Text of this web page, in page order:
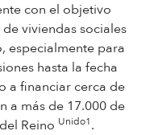
con el objetivo
viviendas sociales
especialmente para
hasta la fecha
a financiar cerca de
a más de 17.000 de
Reino Unido1.